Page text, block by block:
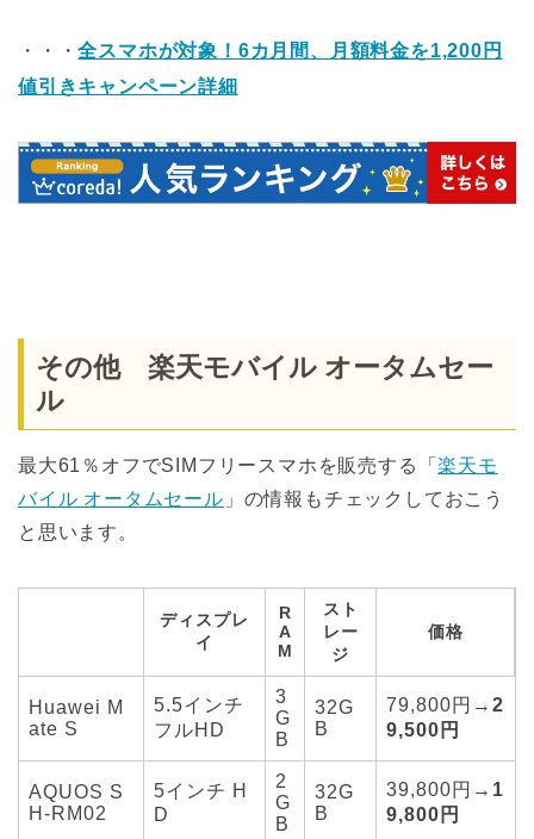
・・・全スマホが対象！6カ月間、月額料金を1,200円
値引きキャンペーン詳細
その他 楽天モバイル オータムセー
ル
最大61％オフでSIMフリースマホを販売する「楽天モ
バイル オータムセール 」の情報もチェックしておこう
と思います。
ディスプレ
イ
R
A
M
スト
レー
ジ
価格
Huawei M
ate S
5.5インチ
フルHD
3
G
B
32G
B
79,800円→ 2
9,500円
AQUOS S
H-RM02
5インチ H
D
2
G
B
32G
B
39,800円→ 1
9,800円